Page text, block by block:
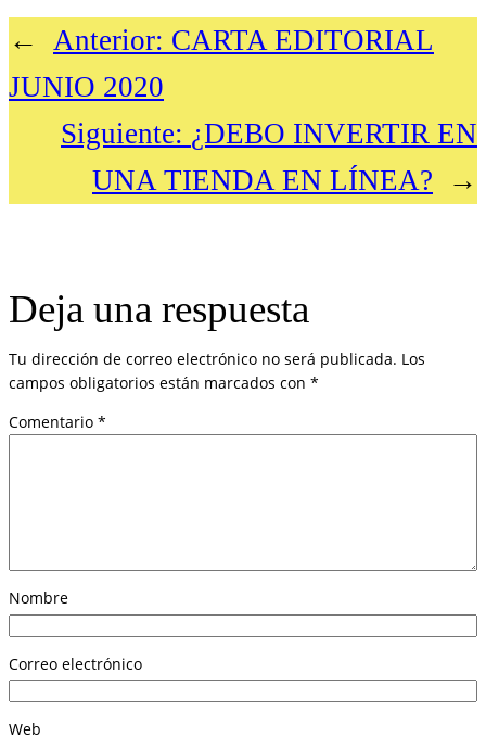
← Anterior: CARTA EDITORIAL
JUNIO 2020
Siguiente: ¿DEBO INVERTIR EN
UNA TIENDA EN LÍNEA?
→
Deja una respuesta
Tu dirección de correo electrónico no será publicada. Los
campos obligatorios están marcados con *
Comentario *
Nombre
Correo electrónico
Web